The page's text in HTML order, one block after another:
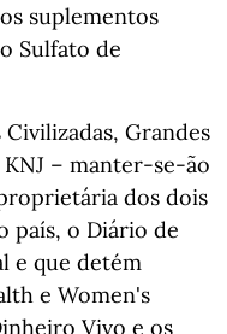
suplementos
Sulfato de
Grandes
– manter-se-ão
dos dois
país, o Diário de
e que detém
e Women's
Vivo e os